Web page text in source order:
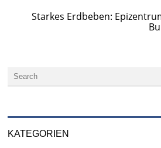
Starkes Erdbeben:
KATEGORIEN